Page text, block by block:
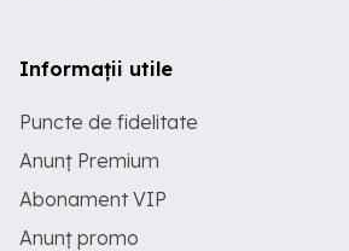
Informații utile
Puncte de fidelitate
Anunț Premium
Abonament VIP
Anunț promo